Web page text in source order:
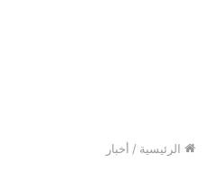
الرئيسية / أخبار